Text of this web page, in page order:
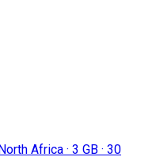
Africa · 3 GB · 30